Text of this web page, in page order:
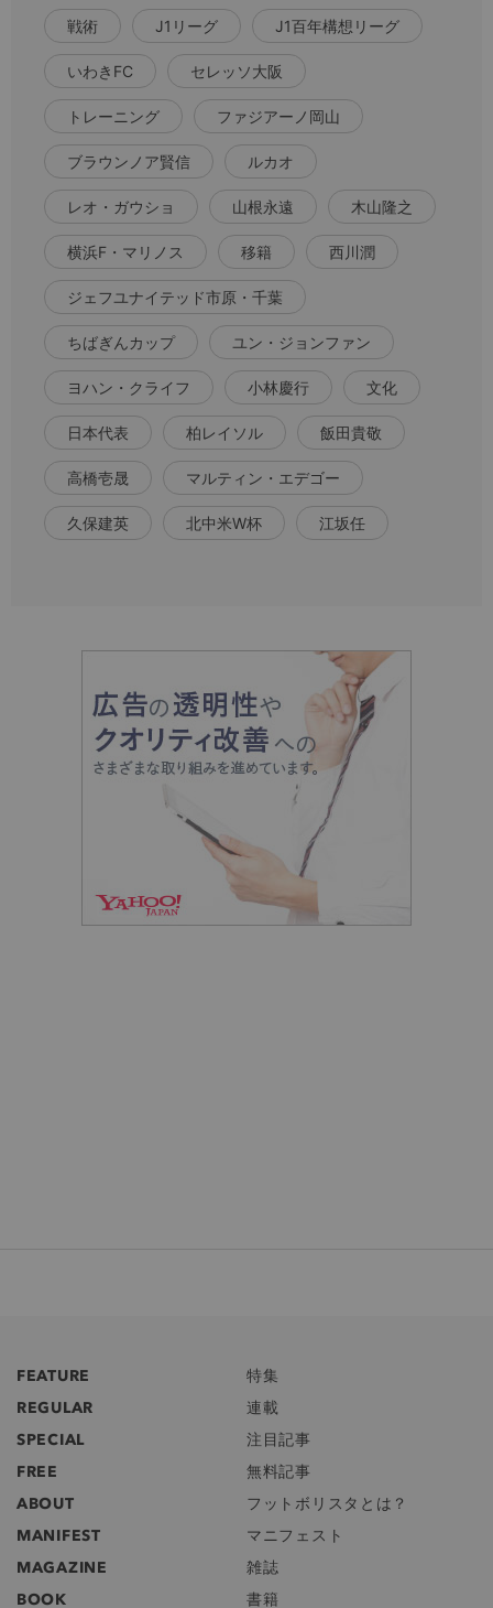
戦術 J1リーグ J1百年構想リーグ
いわきFC セレッソ大阪
トレーニング ファジアーノ岡山
ブラウンノア賢信 ルカオ
レオ・ガウショ 山根永遠 木山隆之
横浜F・マリノス 移籍 西川潤
ジェフユナイテッド市原・千葉
ちばぎんカップ ユン・ジョンファン
ヨハン・クライフ 小林慶行 文化
日本代表 柏レイソル 飯田貴敬
高橋壱晟 マルティン・エデゴー
久保建英 北中米W杯 江坂任
FEATURE
特集
REGULAR
連載
SPECIAL
注目記事
FREE
無料記事
ABOUT
フットボリスタとは？
MANIFEST
マニフェスト
MAGAZINE
雑誌
BOOK
書籍